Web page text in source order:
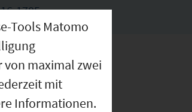
1785
Tools Matomo
von maximal zwei
mit
Informationen.